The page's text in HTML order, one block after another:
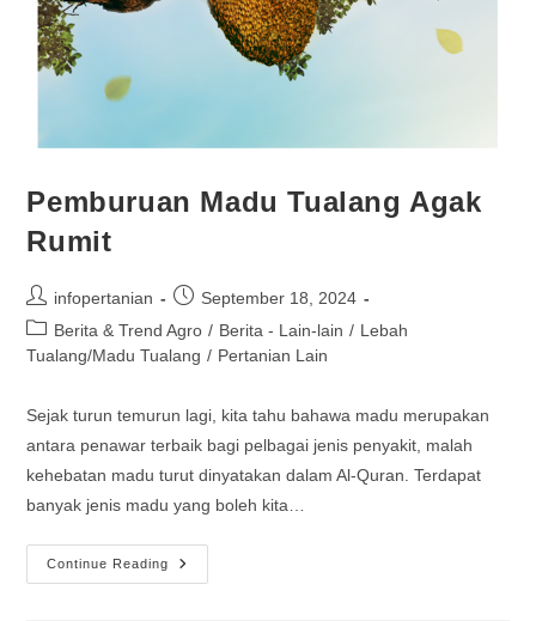
Pemburuan Madu Tualang Agak
Rumit
infopertanian
September 18, 2024
Berita & Trend Agro / Berita - Lain-lain / Lebah
Tualang/Madu Tualang / Pertanian Lain
Sejak turun temurun lagi, kita tahu bahawa madu merupakan
antara penawar terbaik bagi pelbagai jenis penyakit, malah
kehebatan madu turut dinyatakan dalam Al-Quran. Terdapat
banyak jenis madu yang boleh kita…
Continue Reading